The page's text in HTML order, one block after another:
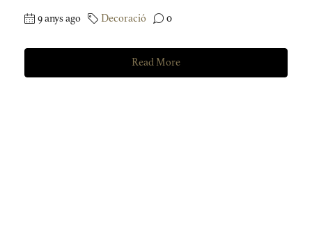
9 anys ago Decoració 0
Read More